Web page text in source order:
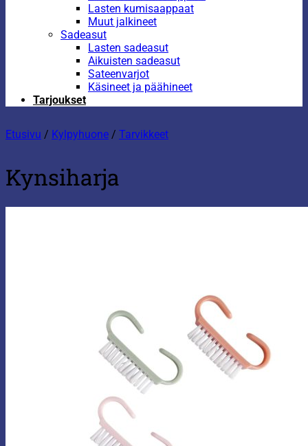
Lasten kumisaappaat
Muut jalkineet
Sadeasut
Lasten sadeasut
Aikuisten sadeasut
Sateenvarjot
Käsineet ja päähineet
Tarjoukset
Etusivu / Kylpyhuone / Tarvikkeet
Kynsiharja